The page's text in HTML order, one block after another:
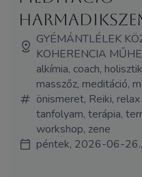
GYÉMÁNTLÉLEK
KOHERENCIA
alkímia, coach,
masszőz, meditáció,
önismeret, Reiki,
tanfolyam, terápia,
workshop, zene
péntek, 2026-06-